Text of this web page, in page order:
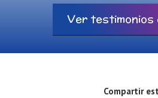
Ver testimonios
Compartir